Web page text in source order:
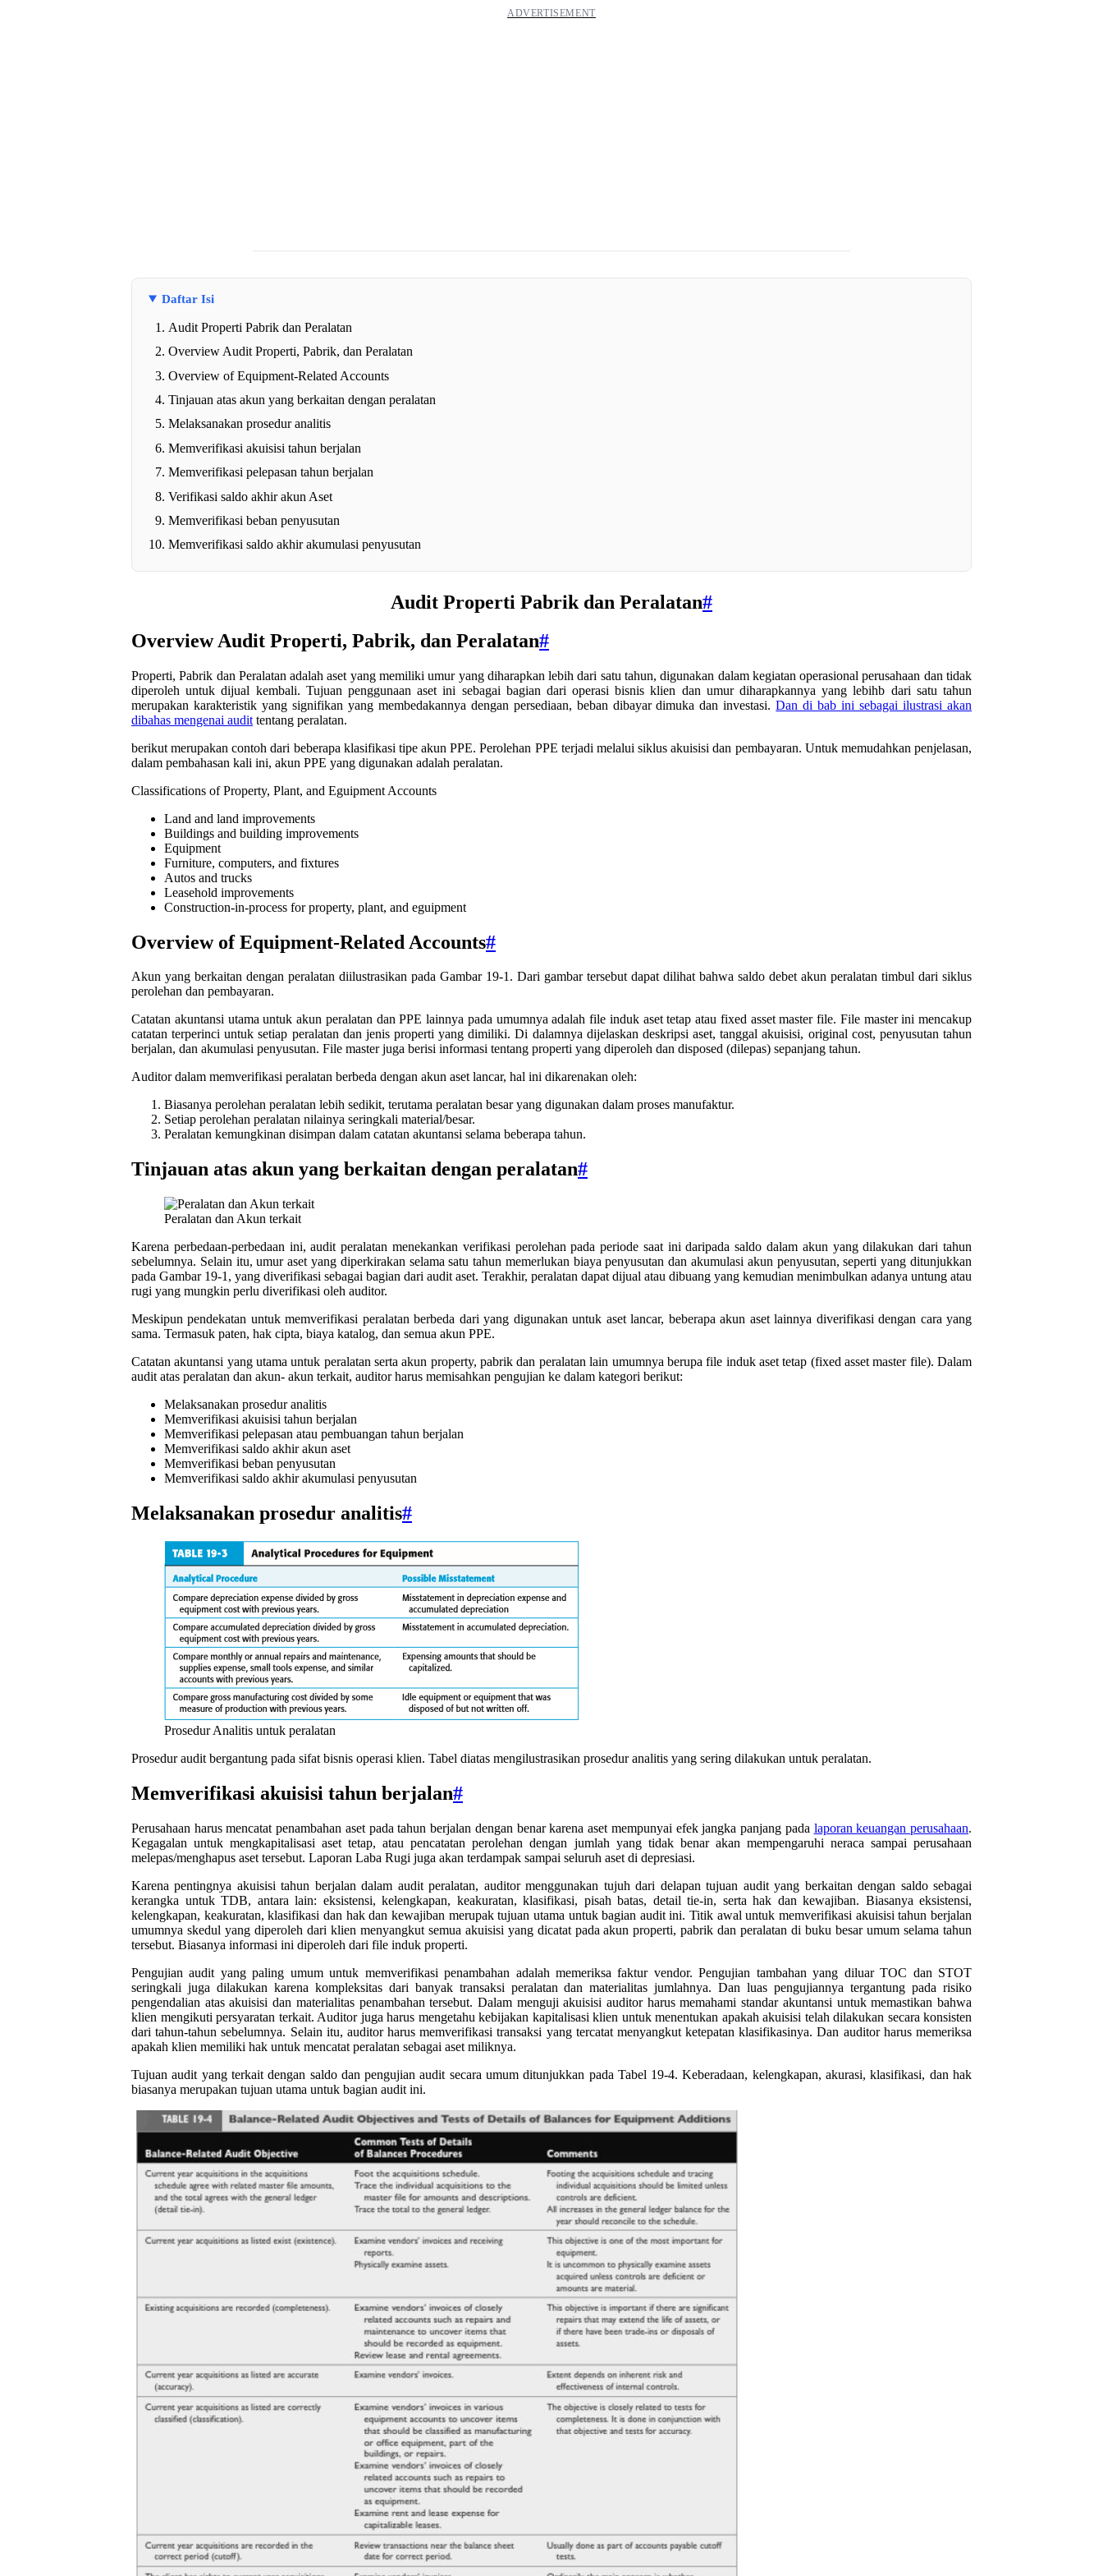
Daftar Isi
Audit Properti Pabrik dan Peralatan
Overview Audit Properti, Pabrik, dan Peralatan
Overview of Equipment-Related Accounts
Tinjauan atas akun yang berkaitan dengan peralatan
Melaksanakan prosedur analitis
Memverifikasi akuisisi tahun berjalan
Memverifikasi pelepasan tahun berjalan
Verifikasi saldo akhir akun Aset
Memverifikasi beban penyusutan
Memverifikasi saldo akhir akumulasi penyusutan
Audit Properti Pabrik dan Peralatan#
Overview Audit Properti, Pabrik, dan Peralatan#
Properti, Pabrik dan Peralatan adalah aset yang memiliki umur yang diharapkan lebih dari satu tahun, digunakan dalam kegiatan operasional perusahaan dan tidak
diperoleh untuk dijual kembali. Tujuan penggunaan aset ini sebagai bagian dari operasi bisnis klien dan umur diharapkannya yang lebihb dari satu tahun
merupakan karakteristik yang signifikan yang membedakannya dengan persediaan, beban dibayar dimuka dan investasi.Dan di bab ini sebagai ilustrasi akan
dibahas mengenai audit tentang peralatan.
berikut merupakan contoh dari beberapa klasifikasi tipe akun PPE. Perolehan PPE terjadi melalui siklus akuisisi dan pembayaran. Untuk memudahkan penjelasan,
dalam pembahasan kali ini, akun PPE yang digunakan adalah peralatan.
Classifications of Property, Plant, and Eguipment Accounts
Land and land improvements
Buildings and building improvements
Equipment
Furniture, computers, and fixtures
Autos and trucks
Leasehold improvements
Construction-in-process for property, plant, and eguipment
Overview of Equipment-Related Accounts#
Akun yang berkaitan dengan peralatan diilustrasikan pada Gambar 19-1. Dari gambar tersebut dapat dilihat bahwa saldo debet akun peralatan timbul dari siklus
perolehan dan pembayaran.
Catatan akuntansi utama untuk akun peralatan dan PPE lainnya pada umumnya adalah file induk aset tetap atau fixed asset master file. File master ini mencakup
catatan terperinci untuk setiap peralatan dan jenis properti yang dimiliki. Di dalamnya dijelaskan deskripsi aset, tanggal akuisisi, original cost, penyusutan tahun
berjalan, dan akumulasi penyusutan. File master juga berisi informasi tentang properti yang diperoleh dan disposed (dilepas) sepanjang tahun.
Auditor dalam memverifikasi peralatan berbeda dengan akun aset lancar, hal ini dikarenakan oleh:
Biasanya perolehan peralatan lebih sedikit, terutama peralatan besar yang digunakan dalam proses manufaktur.
Setiap perolehan peralatan nilainya seringkali material/besar.
Peralatan kemungkinan disimpan dalam catatan akuntansi selama beberapa tahun.
Tinjauan atas akun yang berkaitan dengan peralatan#
Peralatan dan Akun terkait
Karena perbedaan-perbedaan ini, audit peralatan menekankan verifikasi perolehan pada periode saat ini daripada saldo dalam akun yang dilakukan dari tahun
sebelumnya. Selain itu, umur aset yang diperkirakan selama satu tahun memerlukan biaya penyusutan dan akumulasi akun penyusutan, seperti yang ditunjukkan
pada Gambar 19-1, yang diverifikasi sebagai bagian dari audit aset. Terakhir, peralatan dapat dijual atau dibuang yang kemudian menimbulkan adanya untung atau
rugi yang mungkin perlu diverifikasi oleh auditor.
Meskipun pendekatan untuk memverifikasi peralatan berbeda dari yang digunakan untuk aset lancar, beberapa akun aset lainnya diverifikasi dengan cara yang
sama. Termasuk paten, hak cipta, biaya katalog, dan semua akun PPE.
Catatan akuntansi yang utama untuk peralatan serta akun property, pabrik dan peralatan lain umumnya berupa file induk aset tetap (fixed asset master file). Dalam
audit atas peralatan dan akun- akun terkait, auditor harus memisahkan pengujian ke dalam kategori berikut:
Melaksanakan prosedur analitis
Memverifikasi akuisisi tahun berjalan
Memverifikasi pelepasan atau pembuangan tahun berjalan
Memverifikasi saldo akhir akun aset
Memverifikasi beban penyusutan
Memverifikasi saldo akhir akumulasi penyusutan
Melaksanakan prosedur analitis#
Prosedur Analitis untuk peralatan
Prosedur audit bergantung pada sifat bisnis operasi klien. Tabel diatas mengilustrasikan prosedur analitis yang sering dilakukan untuk peralatan.
Memverifikasi akuisisi tahun berjalan#
Perusahaan harus mencatat penambahan aset pada tahun berjalan dengan benar karena aset mempunyai efek jangka panjang pada laporan keuangan perusahaan.
Kegagalan untuk mengkapitalisasi aset tetap, atau pencatatan perolehan dengan jumlah yang tidak benar akan mempengaruhi neraca sampai perusahaan
melepas/menghapus aset tersebut. Laporan Laba Rugi juga akan terdampak sampai seluruh aset di depresiasi.
Karena pentingnya akuisisi tahun berjalan dalam audit peralatan, auditor menggunakan tujuh dari delapan tujuan audit yang berkaitan dengan saldo sebagai
kerangka untuk TDB, antara lain: eksistensi, kelengkapan, keakuratan, klasifikasi, pisah batas, detail tie-in, serta hak dan kewajiban. Biasanya eksistensi,
kelengkapan, keakuratan, klasifikasi dan hak dan kewajiban merupak tujuan utama untuk bagian audit ini. Titik awal untuk memverifikasi akuisisi tahun berjalan
umumnya skedul yang diperoleh dari klien menyangkut semua akuisisi yang dicatat pada akun properti, pabrik dan peralatan di buku besar umum selama tahun
tersebut. Biasanya informasi ini diperoleh dari file induk properti.
Pengujian audit yang paling umum untuk memverifikasi penambahan adalah memeriksa faktur vendor. Pengujian tambahan yang diluar TOC dan STOT
seringkali juga dilakukan karena kompleksitas dari banyak transaksi peralatan dan materialitas jumlahnya. Dan luas pengujiannya tergantung pada risiko
pengendalian atas akuisisi dan materialitas penambahan tersebut. Dalam menguji akuisisi auditor harus memahami standar akuntansi untuk memastikan bahwa
klien mengikuti persyaratan terkait. Auditor juga harus mengetahu kebijakan kapitalisasi klien untuk menentukan apakah akuisisi telah dilakukan secara konsisten
dari tahun-tahun sebelumnya. Selain itu, auditor harus memverifikasi transaksi yang tercatat menyangkut ketepatan klasifikasinya. Dan auditor harus memeriksa
apakah klien memiliki hak untuk mencatat peralatan sebagai aset miliknya.
Tujuan audit yang terkait dengan saldo dan pengujian audit secara umum ditunjukkan pada Tabel 19-4. Keberadaan, kelengkapan, akurasi, klasifikasi, dan hak
biasanya merupakan tujuan utama untuk bagian audit ini.